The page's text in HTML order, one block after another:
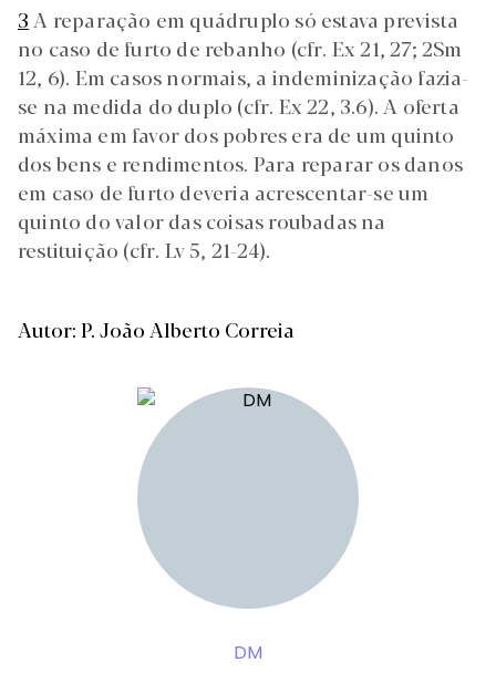
3 A reparação em quádruplo só estava prevista
no caso de furto de rebanho (cfr. Ex 21, 27; 2Sm
12, 6). Em casos normais, a indeminização fazia-
se na medida do duplo (cfr. Ex 22, 3.6). A oferta
máxima em favor dos pobres era de um quinto
dos bens e rendimentos. Para reparar os danos
em caso de furto deveria acrescentar-se um
quinto do valor das coisas roubadas na
restituição (cfr. Lv 5, 21-24).
Autor: P. João Alberto Correia
DM